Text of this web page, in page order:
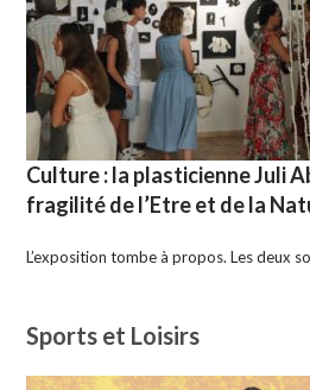
Culture : la plasticienne Juli
fragilité de l’Etre et de la
L’exposition tombe à propos. Les deux
Sports et Loisirs